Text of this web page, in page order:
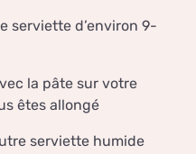
serviette d’environ 9-
la pâte sur votre
êtes allongé
serviette humide